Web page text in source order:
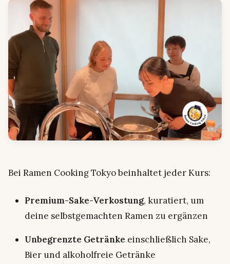
Bei Ramen Cooking Tokyo beinhaltet jeder Kurs:
Premium-Sake-Verkostung, kuratiert, um
deine selbstgemachten Ramen zu ergänzen
Unbegrenzte Getränke einschließlich Sake,
Bier und alkoholfreie Getränke